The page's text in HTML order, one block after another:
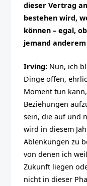
dieser Vertrag
bestehen wird,
können – egal,
jemand
Irving: Nun, ich
Dinge offen,
Moment tun
Beziehungen
sein, die auf und
wird in diesem
Ablenkungen zu
von denen ich
Zukunft liegen
nicht in dieser